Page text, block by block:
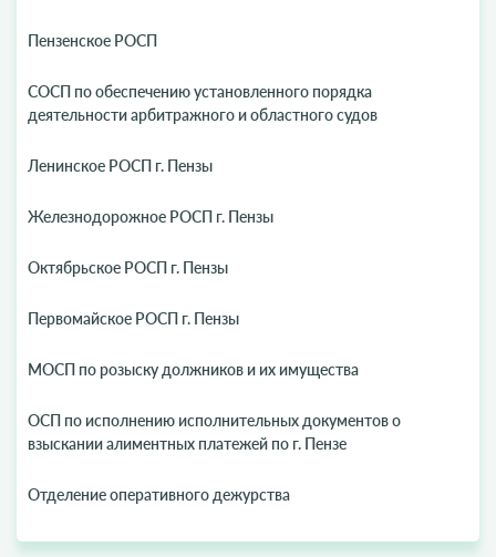
Пензенское РОСП
СОСП по обеспечению установленного порядка
деятельности арбитражного и областного судов
Ленинское РОСП г. Пензы
Железнодорожное РОСП г. Пензы
Октябрьское РОСП г. Пензы
Первомайское РОСП г. Пензы
МОСП по розыску должников и их имущества
ОСП по исполнению исполнительных документов о
взыскании алиментных платежей по г. Пензе
Отделение оперативного дежурства